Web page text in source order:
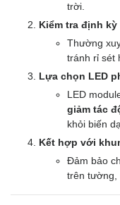
trời.
Kiểm tra định kỳ
Thường
tránh rỉ sét
Lựa chọn LED
LED
giảm tác
khỏi biến
Kết hợp với
Đảm bảo
trên tường,